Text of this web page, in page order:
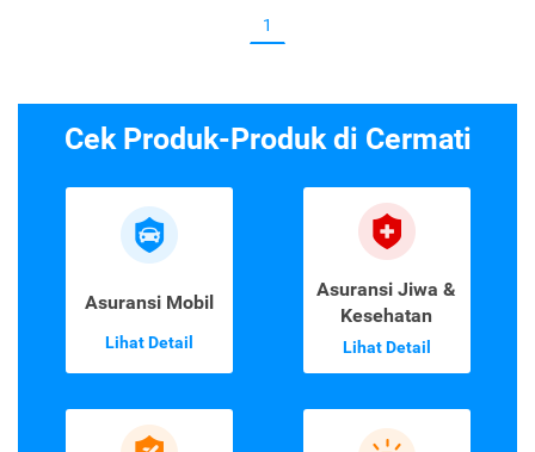
1
Cek Produk-Produk di Cermati
Asuransi Mobil
Lihat Detail
Asuransi Jiwa &
Kesehatan
Lihat Detail